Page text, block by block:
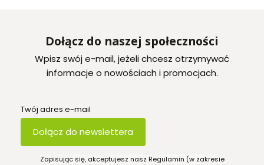
Dołącz do naszej społeczności
Wpisz swój e-mail, jeżeli chcesz otrzymywać
informacje o nowościach i promocjach.
Twój adres e-mail
Dołącz do newslettera
Zapisując się, akceptujesz nasz Regulamin (w zakresie